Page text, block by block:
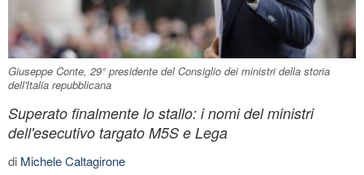
Giuseppe Conte, 29° presidente del Consiglio dei ministri della storia
dell'Italia repubblicana
Superato finalmente lo stallo: i nomi del ministri
dell'esecutivo targato M5S e Lega
di Michele Caltagirone